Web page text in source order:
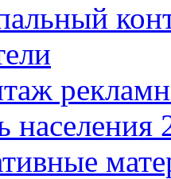
населения